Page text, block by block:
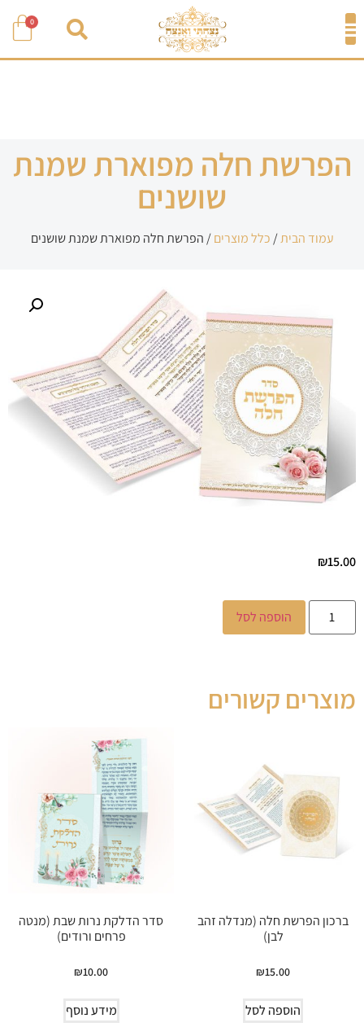
0
הפרשת חלה מפוארת שמנת
שושנים
עמוד הבית/ כלל מוצרים/ הפרשת חלה מפוארת שמנת שושנים
₪15.00
הוספה לסל
מוצרים קשורים
ברכון הפרשת חלה (מנדלה זהב
לבן)
₪15.00
הוספה לסל
סדר הדלקת נרות שבת (מנטה
פרחים ורודים)
₪10.00
מידע נוסף